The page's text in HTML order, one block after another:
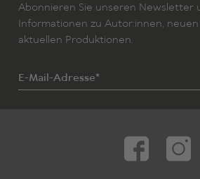
Abonnieren Sie unseren Newsletter
Informationen zu Autor:innen,
aktuellen Produktionen.
E-Mail-Adresse*